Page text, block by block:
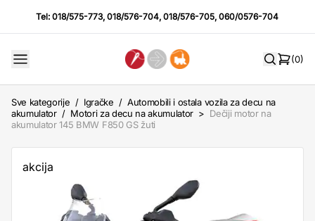
Tel:018/575-773,018/576-704,018/576-705,060/0576-704
(0)
Sve kategorije / Igračke / Automobili i ostala vozila za decu na
akumulator / Motori za decu na akumulator > Dečiji motor na
akumulator 145 BMW F850 GS žuti
akcija